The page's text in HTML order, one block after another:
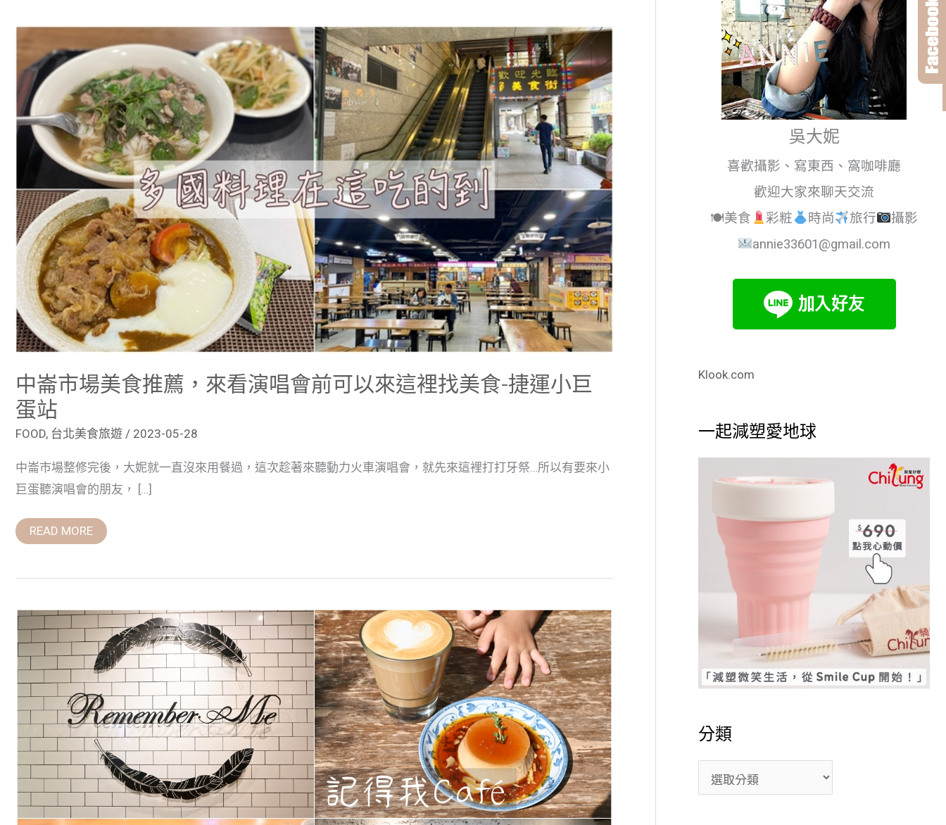
中崙市場美食推薦，來看演唱會前可以來這裡找美食-捷運小巨
蛋站
FOOD, 台北美食旅遊 / 2023-05-28
中崙市場整修完後，大妮就一直沒來用餐過，這次趁著來聽動力火車演唱會，就先來這裡打打牙祭…所以有要來小
巨蛋聽演唱會的朋友， […]
中
市
場
美
食
推
薦，
來
看
演
前
可
以
來
這
裡
找
美
食-
捷
運
小
巨
蛋
站
READ MORE
台
北
廳：
Remember
Me
記
得
我
有
插
座
營
到
吳大妮
喜歡攝影、寫東西、窩咖啡廳
歡迎大家來聊天交流
🍽美食
彩粧 時尚 旅行
攝影
annie33601@gmail.com
Klook.com
一起減塑愛地球
分類